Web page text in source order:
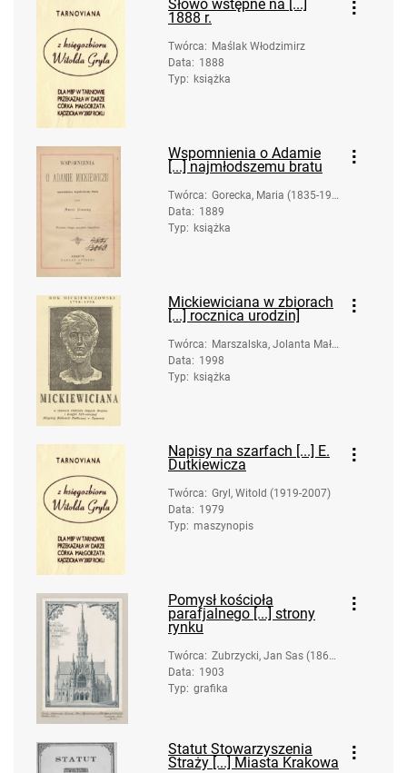
Słowo wstępne na [...]
1888 r.
Twórca: Maślak Włodzimirz
Data: 1888
Typ: książka
Wspomnienia o Adamie
[...] najmłodszemu bratu
Twórca: Gorecka, Maria (1835-192
2)
Data: 1889
Typ: książka
Mickiewiciana w zbiorach
[...] rocznica urodzin]
Twórca: Marszalska, Jolanta Małg
orzata (1954- ). Opracow
anie
Data: 1998
Typ: książka
Napisy na szarfach [...] E.
Dutkiewicza
Twórca: Gryl, Witold (1919-2007)
Data: 1979
Typ: maszynopis
Pomysł kościoła
parafjalnego [...] strony
rynku
Twórca: Zubrzycki, Jan Sas (1860-
1935)
Data: 1903
Typ: grafika
Statut Stowarzyszenia
Straży [...] Miasta Krakowa